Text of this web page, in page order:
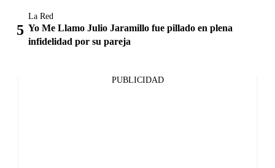
La Red
Yo Me Llamo Julio Jaramillo fue pillado en plena
infidelidad por su pareja
PUBLICIDAD